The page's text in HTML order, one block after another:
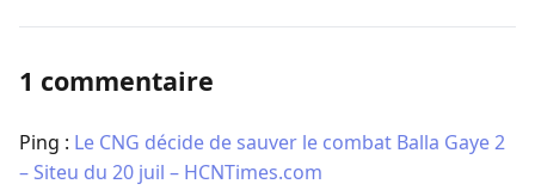
1 commentaire
Ping : Le CNG décide de sauver le combat Balla Gaye 2
– Siteu du 20 juil – HCNTimes.com